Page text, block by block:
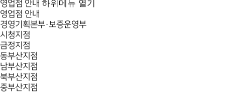
영업점 안내 하위메뉴 열기
영업점 안내
경영기획본부·보증운영부
시청지점
금정지점
동부산지점
남부산지점
북부산지점
중부산지점